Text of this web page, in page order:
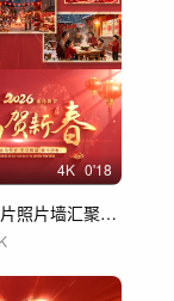
4K 0'18
新年春节图片照片墙汇聚照片汇聚